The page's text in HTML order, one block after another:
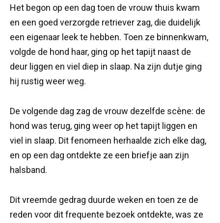
Het begon op een dag toen de vrouw thuis kwam
en een goed verzorgde retriever zag, die duidelijk
een eigenaar leek te hebben. Toen ze binnenkwam,
volgde de hond haar, ging op het tapijt naast de
deur liggen en viel diep in slaap. Na zijn dutje ging
hij rustig weer weg.
De volgende dag zag de vrouw dezelfde scène: de
hond was terug, ging weer op het tapijt liggen en
viel in slaap. Dit fenomeen herhaalde zich elke dag,
en op een dag ontdekte ze een briefje aan zijn
halsband.
Dit vreemde gedrag duurde weken en toen ze de
reden voor dit frequente bezoek ontdekte, was ze